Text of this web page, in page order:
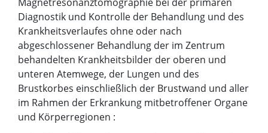
Diagnostik und Kontrolle der Behandlung und des
Krankheitsverlaufes ohne oder nach
abgeschlossener Behandlung der im Zentrum
behandelten Krankheitsbilder der oberen und
unteren Atemwege, der Lungen und des
Brustkorbes einschließlich der Brustwand und aller
im Rahmen der Erkrankung mitbetroffener Organe
und Körperregionen :